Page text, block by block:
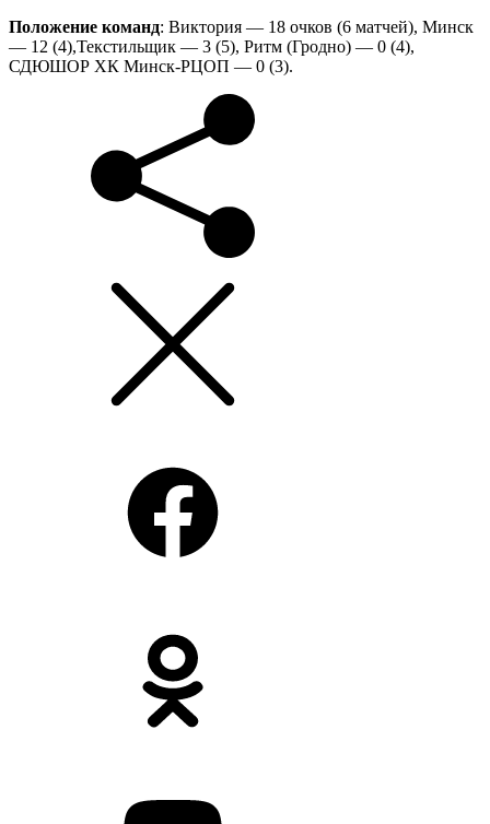
Положение команд: Виктория — 18 очков (6 матчей), Минск
— 12 (4),Текстильщик — 3 (5), Ритм (Гродно) — 0 (4),
СДЮШОР ХК Минск-РЦОП — 0 (3).